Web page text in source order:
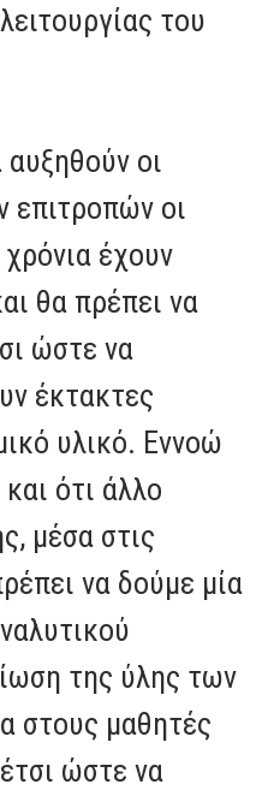
του
οι
επιτροπών οι
έχουν
θα πρέπει να
ώστε να
έκτακτες
υλικό. Εννοώ
ότι άλλο
μέσα στις
να δούμε μία
της ύλης των
στους μαθητές
ώστε να